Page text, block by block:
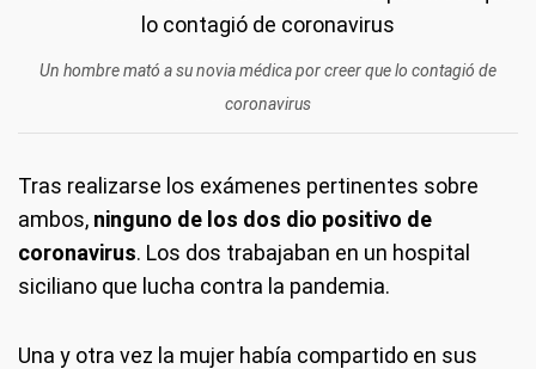
Un hombre mató a su novia médica por creer que lo contagió de
coronavirus
Tras realizarse los exámenes pertinentes sobre
ambos, ninguno de los dos dio positivo de
coronavirus. Los dos trabajaban en un hospital
siciliano que lucha contra la pandemia.
Una y otra vez la mujer había compartido en sus